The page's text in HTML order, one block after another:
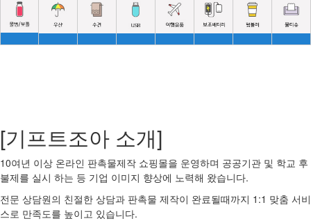
[기프트조아 소개]
10여년 이상 온라인 판촉물제작 쇼핑몰을 운영하며 공공기관 및 학교 후
불제를 실시 하는 등 기업 이미지 향상에 노력해 왔습니다.
전문 상담원의 친절한 상담과 판촉물 제작이 완료될때까지 1:1 맞춤 서비
스로 만족도를 높이고 있습니다.